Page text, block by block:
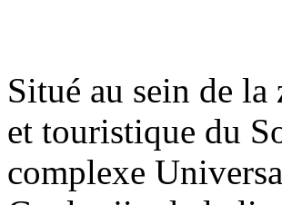
Situé au sein de
et touristique du
complexe